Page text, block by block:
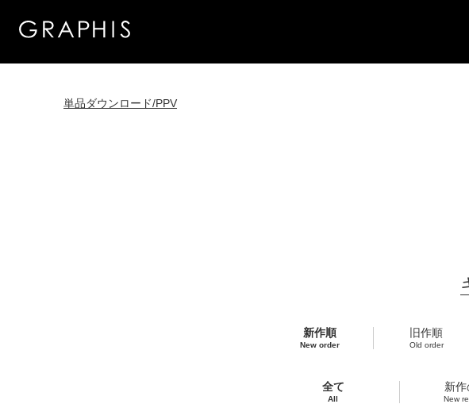
単品ダウンロード/PPV
新作順
New order
旧作順
Old order
全て
All
新作
New